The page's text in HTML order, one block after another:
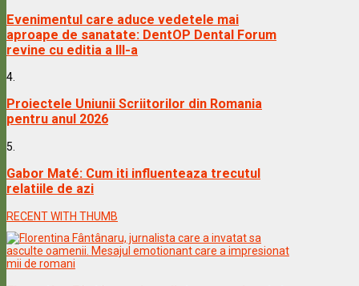
Evenimentul care aduce vedetele mai
aproape de sanatate: DentOP Dental Forum
revine cu editia a III-a
4.
Proiectele Uniunii Scriitorilor din Romania
pentru anul 2026
5.
Gabor Maté: Cum iti influenteaza trecutul
relatiile de azi
RECENT WITH THUMB